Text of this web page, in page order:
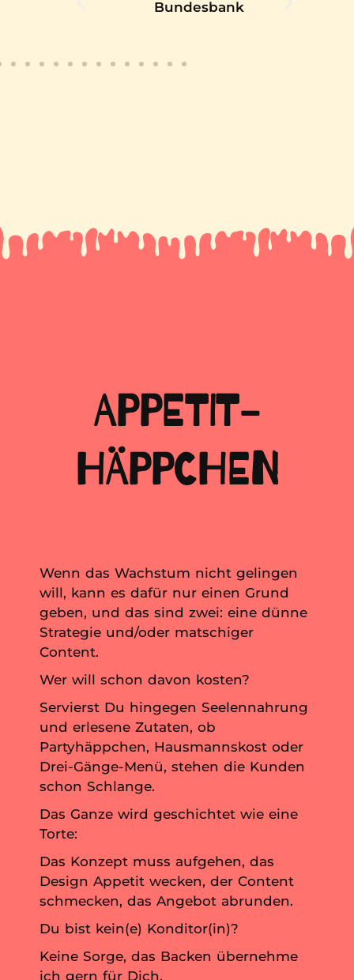
Bundesbank
APPETIT-
HÄPPCHEN
Wenn das Wachstum nicht gelingen
will, kann es dafür nur einen Grund
geben, und das sind zwei: eine dünne
Strategie und/oder matschiger
Content.
Wer will schon davon kosten?
Servierst Du hingegen Seelennahrung
und erlesene Zutaten, ob
Partyhäppchen, Hausmannskost oder
Drei-Gänge-Menü, stehen die Kunden
schon Schlange.
Das Ganze wird geschichtet wie eine
Torte:
Das Konzept muss aufgehen, das
Design Appetit wecken, der Content
schmecken, das Angebot abrunden.
Du bist kein(e) Konditor(in)?
Keine Sorge, das Backen übernehme
ich gern für Dich.